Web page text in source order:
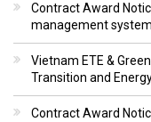
Contract Award
management
Vietnam ETE &
Transition and
Contract Award